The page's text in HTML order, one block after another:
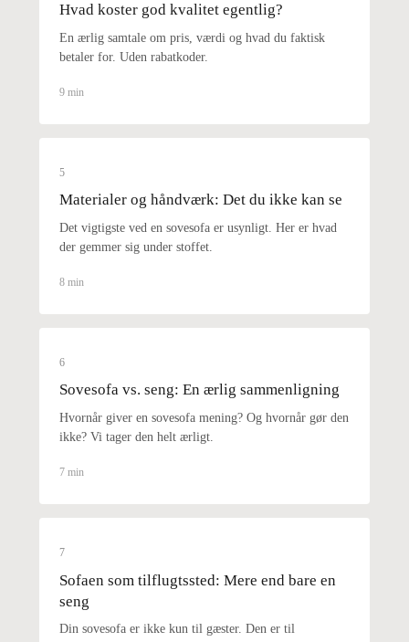
Hvad koster god kvalitet egentlig?
En ærlig samtale om pris, værdi og hvad du faktisk
betaler for. Uden rabatkoder.
9 min
5
Materialer og håndværk: Det du ikke kan se
Det vigtigste ved en sovesofa er usynligt. Her er hvad
der gemmer sig under stoffet.
8 min
6
Sovesofa vs. seng: En ærlig sammenligning
Hvornår giver en sovesofa mening? Og hvornår gør den
ikke? Vi tager den helt ærligt.
7 min
7
Sofaen som tilflugtssted: Mere end bare en
seng
Din sovesofa er ikke kun til gæster. Den er til